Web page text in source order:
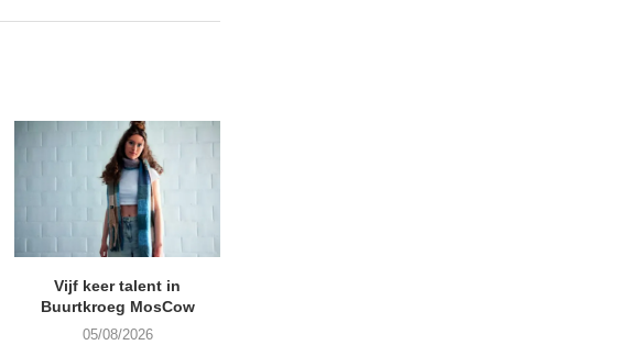
Vijf keer talent in
Buurtkroeg MosCow
05/08/2026